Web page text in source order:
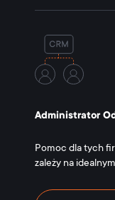
Administrator
Pomoc dla tych
zależy na